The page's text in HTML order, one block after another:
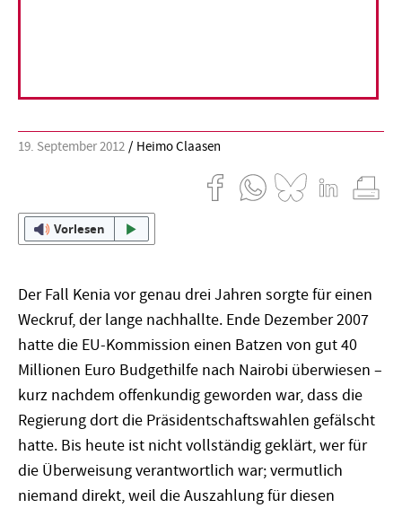
19. September 2012 Heimo Claasen
Vorlesen
Der Fall Kenia vor genau drei Jahren sorgte für einen
Weckruf, der lange nachhallte. Ende Dezember 2007
hatte die EU-Kommission einen Batzen von gut 40
Millionen Euro Budgethilfe nach Nairobi überwiesen –
kurz nachdem offenkundig geworden war, dass die
Regierung dort die Präsidentschaftswahlen gefälscht
hatte. Bis heute ist nicht vollständig geklärt, wer für
die Überweisung verantwortlich war; vermutlich
niemand direkt, weil die Auszahlung für diesen